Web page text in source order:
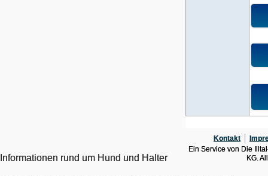
Kontakt
Ein Service von Die
KG.
Informationen rund um Hund und Halter